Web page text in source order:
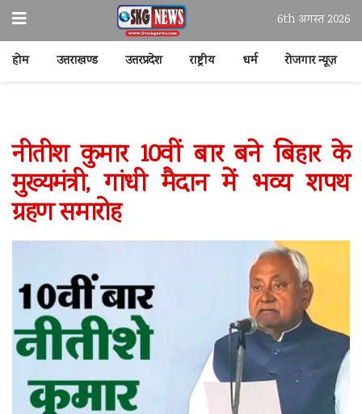
6th अगस्त 2026
होम उत्तराखण्ड उत्तरप्रदेश राष्ट्रीय धर्म रोजगार न्यूज़
नीतीश कुमार 10वीं बार बने बिहार के
मुख्यमंत्री, गांधी मैदान में भव्य शपथ
ग्रहण समारोह